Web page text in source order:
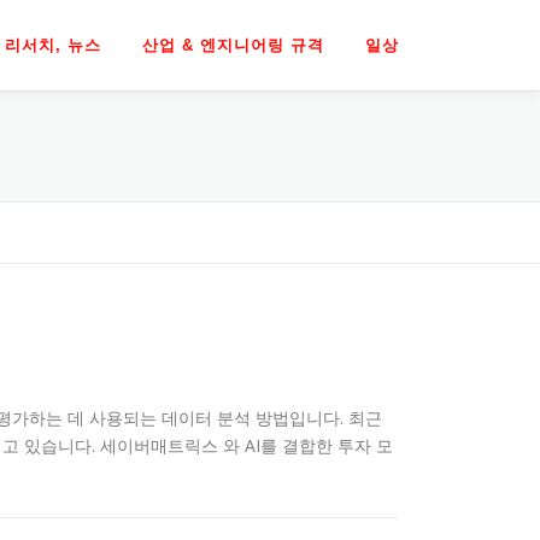
리서치, 뉴스 산업 & 엔지니어링 규격 일상
하는 데 사용되는 데이터 분석 방법입니다. 최근
있습니다. 세이버매트릭스 와 AI를 결합한 투자 모